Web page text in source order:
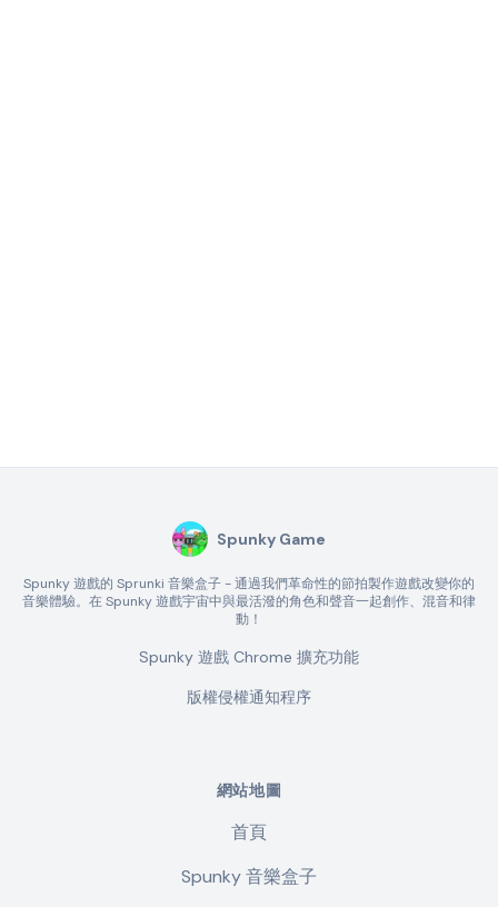
Spunky Game
Spunky 遊戲的 Sprunki 音樂盒子 - 通過我們革命性的節拍製作遊戲改變你的
音樂體驗。在 Spunky 遊戲宇宙中與最活潑的角色和聲音一起創作、混音和律
動！
Spunky 遊戲 Chrome 擴充功能
版權侵權通知程序
網站地圖
首頁
Spunky 音樂盒子